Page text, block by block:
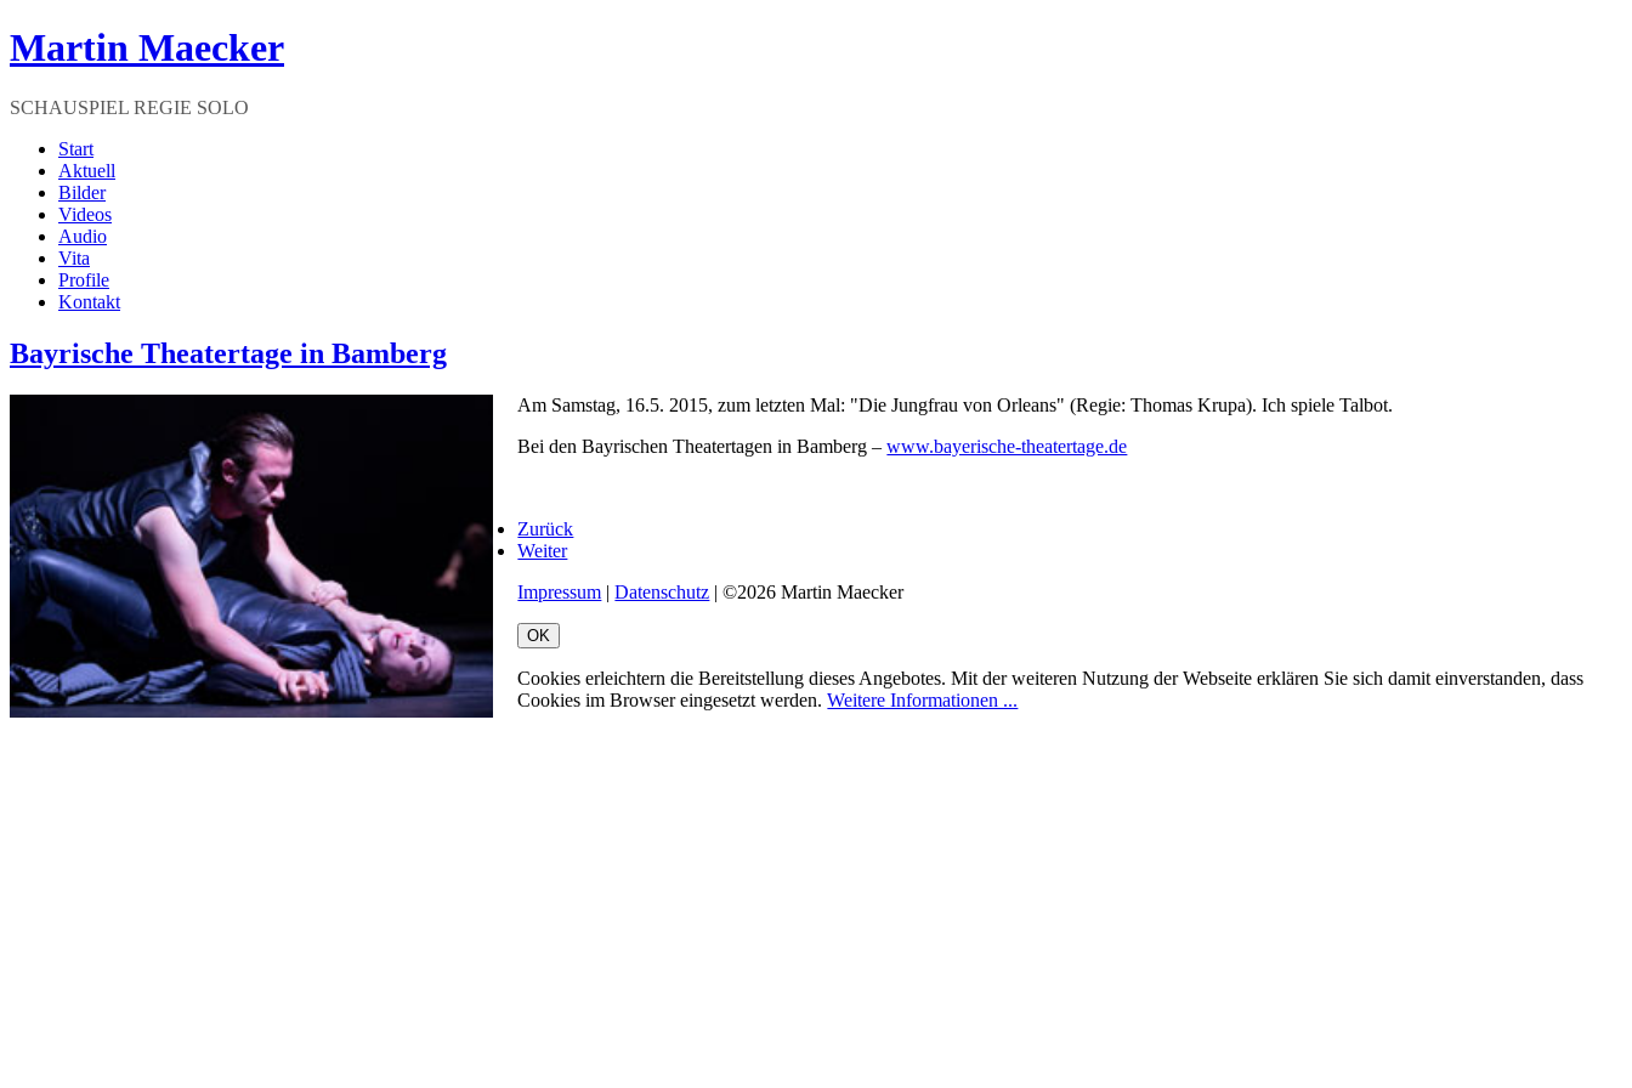
Martin Maecker
SCHAUSPIEL REGIE SOLO
Start
Aktuell
Bilder
Videos
Audio
Vita
Profile
Kontakt
Bayrische Theatertage in Bamberg
Am Samstag, 16.5. 2015, zum letzten Mal: "Die Jungfrau von Orleans" (Regie: Thomas Krupa). Ich spiele Talbot.
Bei den Bayrischen Theatertagen in Bamberg –www.bayerische-theatertage.de
Zurück
Weiter
Impressum |Datenschutz | ©2026 Martin Maecker
OK
Cookies erleichtern die Bereitstellung dieses Angebotes. Mit der weiteren Nutzung der Webseite erklären Sie sich damit einverstanden, dass
Cookies im Browser eingesetzt werden.Weitere Informationen ...